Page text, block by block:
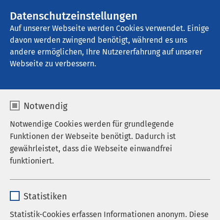
Datenschutzeinstellungen
Auf unserer Webseite werden Cookies verwendet. Einige
davon werden zwingend benötigt, während es uns
andere ermöglichen, Ihre Nutzererfahrung auf unserer
Webseite zu verbessern.
Notwendig
Notwendige Cookies werden für grundlegende
Funktionen der Webseite benötigt. Dadurch ist
gewährleistet, dass die Webseite einwandfrei
funktioniert.
Anbieter sgalinski
Statistiken
Statistik-Cookies erfassen Informationen anonym. Diese
AMEOS Klinikum Eutin - Psychiatrische
Tagesklinik & Institutsambulanz
Neue Hoffnung bei
Demenz: 7. AMEOS
Medizinforum
15.01.2025|17:30bis19:00